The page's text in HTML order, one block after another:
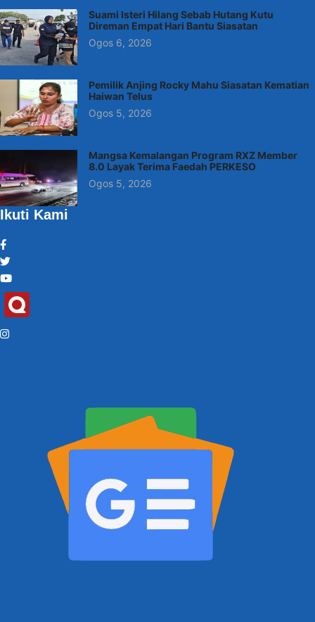
Suami Isteri Hilang Sebab Hutang Kutu
Direman Empat Hari Bantu Siasatan
Ogos 6, 2026
Pemilik Anjing Rocky Mahu Siasatan Kematian
Haiwan Telus
Ogos 5, 2026
Mangsa Kemalangan Program RXZ Member
8.0 Layak Terima Faedah PERKESO
Ogos 5, 2026
Ikuti Kami